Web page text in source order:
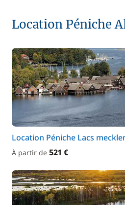
Location Péniche
Location Péniche Lacs
À partir de 521 €